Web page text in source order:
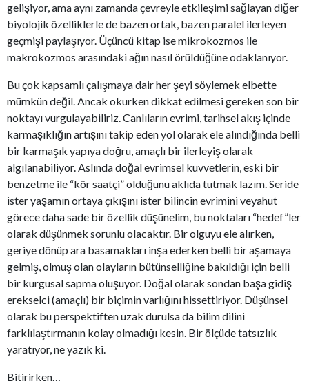
gelişiyor, ama aynı zamanda çevreyle etkileşimi sağlayan diğer
biyolojik özelliklerle de bazen ortak, bazen paralel ilerleyen
geçmişi paylaşıyor. Üçüncü kitap ise mikrokozmos ile
makrokozmos arasındaki ağın nasıl örüldüğüne odaklanıyor.
Bu çok kapsamlı çalışmaya dair her şeyi söylemek elbette
mümkün değil. Ancak okurken dikkat edilmesi gereken son bir
noktayı vurgulayabiliriz. Canlıların evrimi, tarihsel akış içinde
karmaşıklığın artışını takip eden yol olarak ele alındığında belli
bir karmaşık yapıya doğru, amaçlı bir ilerleyiş olarak
algılanabiliyor. Aslında doğal evrimsel kuvvetlerin, eski bir
benzetme ile “kör saatçi” olduğunu aklıda tutmak lazım. Seride
ister yaşamın ortaya çıkışını ister bilincin evrimini veyahut
görece daha sade bir özellik düşünelim, bu noktaları “hedef”ler
olarak düşünmek sorunlu olacaktır. Bir olguyu ele alırken,
geriye dönüp ara basamakları inşa ederken belli bir aşamaya
gelmiş, olmuş olan olayların bütünselliğine bakıldığı için belli
bir kurgusal sapma oluşuyor. Doğal olarak sondan başa gidiş
erekselci (amaçlı) bir biçimin varlığını hissettiriyor. Düşünsel
olarak bu perspektiften uzak durulsa da bilim dilini
farklılaştırmanın kolay olmadığı kesin. Bir ölçüde tatsızlık
yaratıyor, ne yazık ki.
Bitirirken…